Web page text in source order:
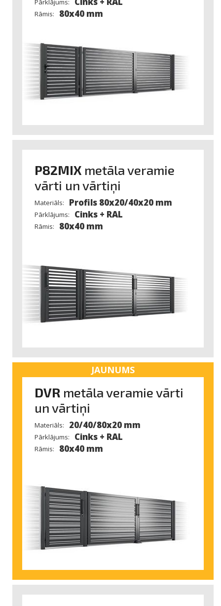
Rāmis: 80x40 mm
P82MIX metāla veramie
vārti un vārtiņi
Materiāls: Profils 80x20/40x20 mm
Pārklājums: Cinks + RAL
Rāmis: 80x40 mm
JAUNUMS
DVR metāla veramie vārti
un vārtiņi
Materiāls: 20/40/80x20 mm
Pārklājums: Cinks + RAL
Rāmis: 80x40 mm